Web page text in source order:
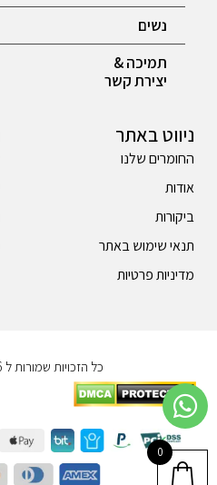
נשים
תמיכה &
יצירת קשר
ניווט באתר
החומרים שלנו
אודות
ביקורות
תנאי שימוש באתר
מדיניות פרטיות
כל הזכויות שמורות ל 2026 VIACCI ©
0